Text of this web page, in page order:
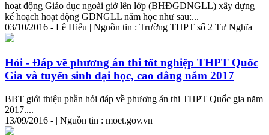
hoạt động Giáo dục ngoài giờ lên lớp (BHĐGDNGLL) xây dựng
kế hoạch hoạt động GDNGLL năm học như sau:...
03/10/2016 - Lê Hiếu | Nguồn tin : Trường THPT số 2 Tư Nghĩa
Hỏi - Đáp về phương án thi tốt nghiệp THPT Quốc
Gia và tuyển sinh đại học, cao đẳng năm 2017
BBT giới thiệu phần hỏi đáp về phương án thi THPT Quốc gia năm
2017....
13/09/2016 - | Nguồn tin : moet.gov.vn